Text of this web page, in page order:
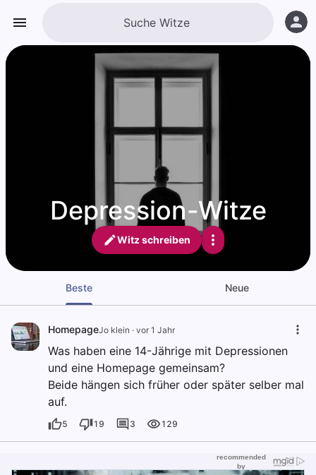
Depression-Witze
Witz schreiben
Beste Neue
HomepageJo klein · vor 1 Jahr
Was haben eine 14-Jährige mit Depressionen
und eine Homepage gemeinsam?
Beide hängen sich früher oder später selber mal
auf.
5 19 3 129